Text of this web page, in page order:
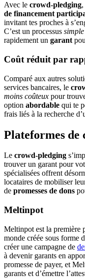
Avec le crowd-pledging
de financement
invitant tes proches à
C’est un processus simple
rapidement un garant
Coût réduit par
Comparé aux autres
services bancaires, le
moins coûteux pour
option abordable qui te
frais liés à la recherche
Plateformes de
Le crowd-pledging
trouver un garant pour
spécialisées offrent
locataires de mobiliser
de promesses de dons
Meltinpot
Meltinpot est la première
monde créée sous forme
créer une campagne de
à devenir garants en
promesse de payer, et
garants et d’émettre